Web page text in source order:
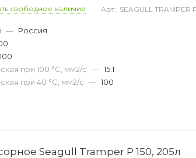
свободное наличие Арт.: SEAGULL TRAMPER
— Россия
100
при 100 °С, мм2/с — 15.1
при 40 °С, мм2/с — 100
Seagull Tramper P 150, 205л